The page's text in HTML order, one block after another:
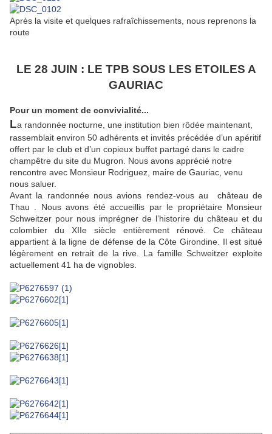
Après la visite et quelques rafraîchissements, nous reprenons la
route
LE 28 JUIN : LE TPB SOUS LES ETOILES A
GAURIAC
Pour un moment de convivialité...
La randonnée nocturne, une institution bien rôdée maintenant,
rassemblait environ 50 adhérents et invités précédée d’un apéritif
offert par le club et d’un copieux buffet partagé dans le cadre
champêtre du site du Mugron. Nous avons apprécié notre
rencontre avec Monsieur Rodriguez, maire de Gauriac, venu
nous saluer.
Avant la randonnée nous avions rendez-vous au château de
Thau . Nous avons été accueillis par le propriétaire Monsieur
Schweitzer pour nous imprégner de l’historire du château et du
colombier du XIIe siècle entièrement rénové. Ce château
appartient à la ligne de défense de la Côte Girondine. Il est situé
légèrement en retrait de la rive. La famille Schweitzer exploite
actuellement 41 ha de vignobles.